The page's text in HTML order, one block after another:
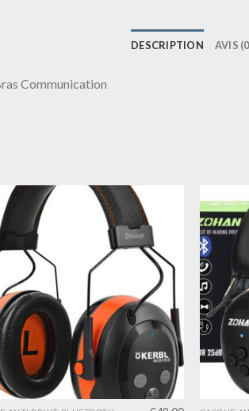
DESCRIPTION AVIS
Communication